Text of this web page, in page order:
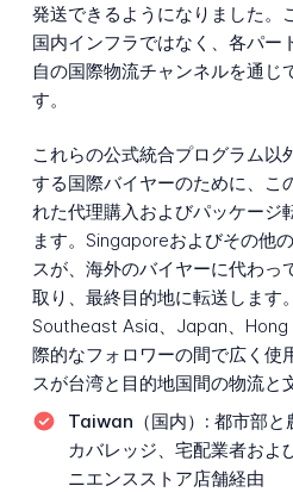
発送できるようになりました。
国内インフラではなく、各パー
自の国際物流チャンネルを通じ
す。
これらの公式統合プログラム以
する国際バイヤーのために、こ
れた代理購入およびパッケージ
ます。Singaporeおよびその他
スが、海外のバイヤーに代わっ
取り、最終目的地に転送します
Southeast Asia、Japan、Hong
際的なフォロワーの間で広く使
スが台湾と目的地国間の物流と
Taiwan（国内）: 都市部と
カバレッジ、宅配業者およ
ニエンスストア店舗経由